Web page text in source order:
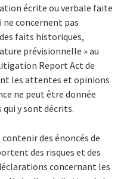
écrite ou verbale faite
ne concernent pas
faits historiques,
prévisionnelle » au
Report Act de
les attentes et opinions
ne peut être donnée
y sont décrits.
des énoncés de
des risques et des
concernant les